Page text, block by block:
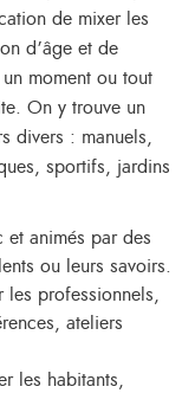
de mixer les
d’âge et de
moment ou tout
On y trouve un
divers : manuels,
sportifs, jardins
animés par des
ou leurs savoirs.
les professionnels,
ateliers
les habitants,